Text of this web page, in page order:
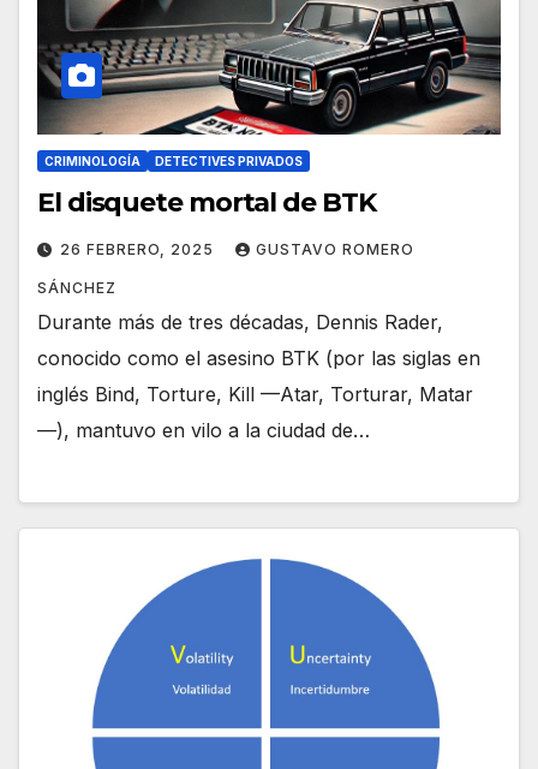
CRIMINOLOGÍA DETECTIVES PRIVADOS
El disquete mortal de BTK
26 FEBRERO, 2025 GUSTAVO ROMERO
SÁNCHEZ
Durante más de tres décadas, Dennis Rader,
conocido como el asesino BTK (por las siglas en
inglés Bind, Torture, Kill —Atar, Torturar, Matar
—), mantuvo en vilo a la ciudad de…